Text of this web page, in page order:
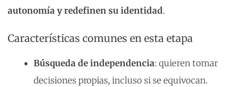
autonomía y redefinen su identidad.
Características comunes en esta etapa
Búsqueda de independencia: quieren tomar
decisiones propias, incluso si se equivocan.